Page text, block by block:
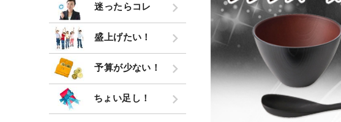
迷ったらコレ
盛上げたい！
予算が少ない！
ちょい足し！